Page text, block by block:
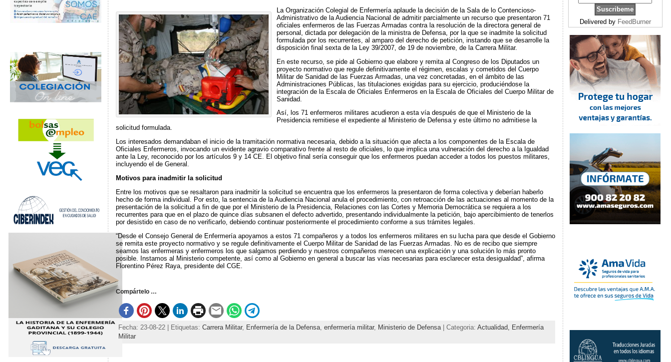
La Organización Colegial de Enfermería aplaude la decisión de la Sala de lo Contencioso-
Administrativo de la Audiencia Nacional de admitir parcialmente un recurso que presentaron 71
oficiales enfermeros de las Fuerzas Armadas contra la resolución de la directora general de
personal, dictada por delegación de la ministra de Defensa, por la que se inadmite la solicitud
formulada por los recurrentes, al amparo del derecho de petición, instando que se desarrolle la
disposición final sexta de la Ley 39/2007, de 19 de noviembre, de la Carrera Militar.
En este recurso, se pide al Gobierno que elabore y remita al Congreso de los Diputados un
proyecto normativo que regule definitivamente el régimen, escalas y cometidos del Cuerpo
Militar de Sanidad de las Fuerzas Armadas, una vez concretadas, en el ámbito de las
Administraciones Públicas, las titulaciones exigidas para su ejercicio, produciéndose la
integración de la Escala de Oficiales Enfermeros en la Escala de Oficiales del Cuerpo Militar de
Sanidad.
Así, los 71 enfermeros militares acudieron a esta vía después de que el Ministerio de la
Presidencia remitiese el expediente al Ministerio de Defensa y este último no admitiese la
solicitud formulada.
Los interesados demandaban el inicio de la tramitación normativa necesaria, debido a la situación que afecta a los componentes de la Escala de
Oficiales Enfermeros, invocando un evidente agravio comparativo frente al resto de oficiales, lo que implica una vulneración del derecho a la Igualdad
ante la Ley, reconocido por los artículos 9 y 14 CE. El objetivo final sería conseguir que los enfermeros puedan acceder a todos los puestos militares,
incluyendo el de General.
Motivos para inadmitir la solicitud
Entre los motivos que se resaltaron para inadmitir la solicitud se encuentra que los enfermeros la presentaron de forma colectiva y deberían haberlo
hecho de forma individual. Por esto, la sentencia de la Audiencia Nacional anula el procedimiento, con retroacción de las actuaciones al momento de la
presentación de la solicitud a fin de que por el Ministerio de la Presidencia, Relaciones con las Cortes y Memoria Democrática se requiera a los
recurrentes para que en el plazo de quince días subsanen el defecto advertido, presentando individualmente la petición, bajo apercibimiento de tenerlos
por desistido en caso de no verificarlo, debiendo continuar posteriormente el procedimiento conforme a sus trámites legales.
“Desde el Consejo General de Enfermería apoyamos a estos 71 compañeros y a todos los enfermeros militares en su lucha para que desde el Gobierno
se remita este proyecto normativo y se regule definitivamente el Cuerpo Militar de Sanidad de las Fuerzas Armadas. No es de recibo que siempre
seamos las enfermeras y enfermeros los que salgamos perdiendo y nuestros compañeros merecen una explicación y una solución lo más pronto
posible. Instamos al Ministerio competente, así como al Gobierno en general a buscar las vías necesarias para esclarecer esta desigualdad”, afirma
Florentino Pérez Raya, presidente del CGE.
Compártelo …
Fecha: 23-08-22 | Etiquetas: Carrera Militar, Enfermería de la Defensa, enfermería militar, Ministerio de Defensa| Categoria: Actualidad, Enfermería
Militar
Delivered by FeedBurner